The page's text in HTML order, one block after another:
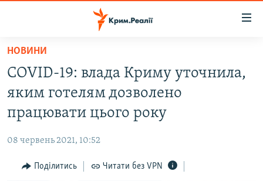
Перейти
основного
матеріалу
до
основної
навігації
Перейти
до
БЛОГИ
ПОГЛЯД
НОВИНИ
COVID-19: влада Криму уточнила,
яким готелям дозволено
працювати цього року
08 червень 2021, 10:52
Поділитись Читати без VPN